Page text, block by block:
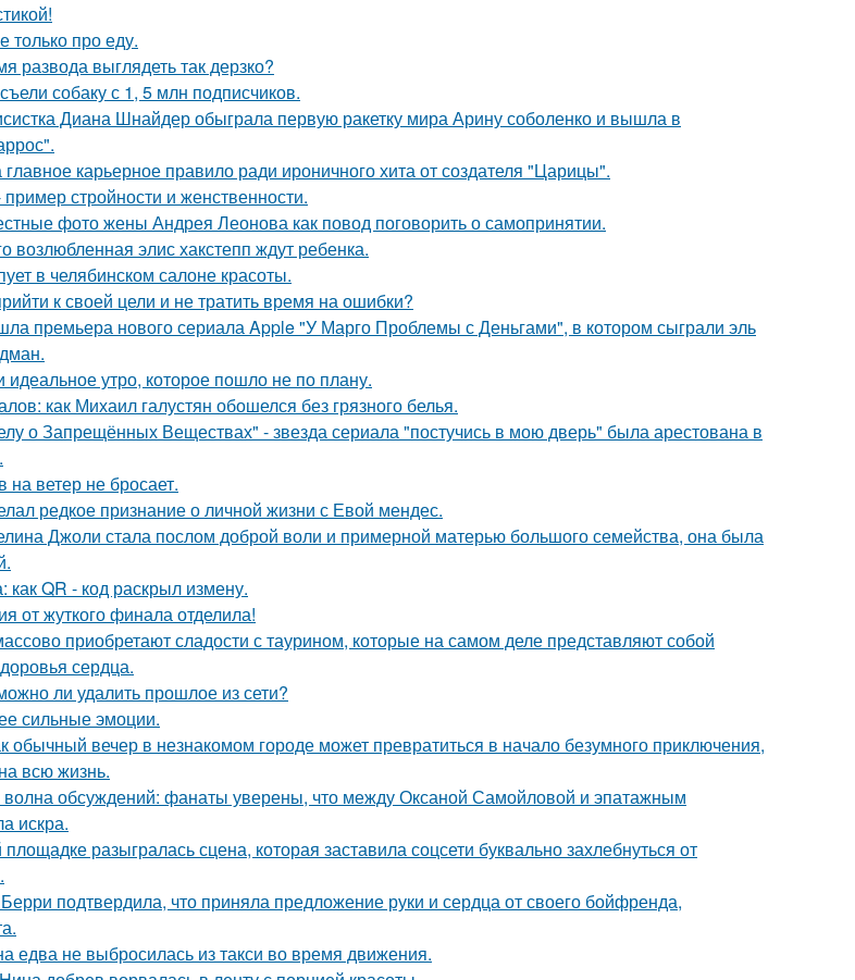
только про еду.
развода выглядеть так дерзко?
собаку с 1, 5 млн подписчиков.
Диана Шнайдер обыграла первую ракетку мира Арину соболенко и вышла в
карьерное правило ради ироничного хита от создателя "Царицы".
стройности и женственности.
фото жены Андрея Леонова как повод поговорить о самопринятии.
возлюбленная элис хакстепп ждут ребенка.
в челябинском салоне красоты.
к своей цели и не тратить время на ошибки?
премьера нового сериала Apple "У Марго Проблемы с Деньгами", в котором сыграли эль
утро, которое пошло не по плану.
как Михаил галустян обошелся без грязного белья.
о Запрещённых Веществах" - звезда сериала "постучись в мою дверь" была арестована в
на ветер не бросает.
редкое признание о личной жизни с Евой мендес.
Джоли стала послом доброй воли и примерной матерью большого семейства, она была
QR - код раскрыл измену.
от жуткого финала отделила!
приобретают сладости с таурином, которые на самом деле представляют собой
сердца.
ли удалить прошлое из сети?
сильные эмоции.
обычный вечер в незнакомом городе может превратиться в начало безумного приключения,
всю жизнь.
волна обсуждений: фанаты уверены, что между Оксаной Самойловой и эпатажным
искра.
разыгралась сцена, которая заставила соцсети буквально захлебнуться от
подтвердила, что приняла предложение руки и сердца от своего бойфренда,
едва не выбросилась из такси во время движения.